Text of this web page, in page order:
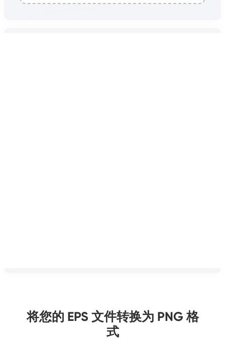
将您的 EPS 文件转换为 PNG 格
式